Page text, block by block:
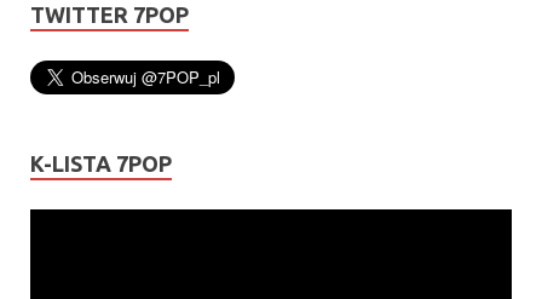
TWITTER 7POP
K-LISTA 7POP